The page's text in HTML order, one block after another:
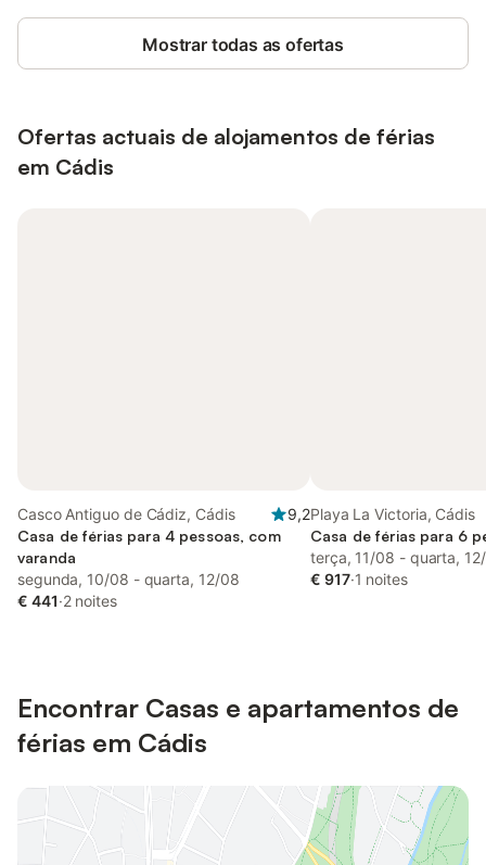
Mostrar todas as ofertas
Ofertas actuais de alojamentos de férias
em Cádis
Casco Antiguo de Cádiz, Cádis
9,2
Casa de férias para 4 pessoas, com
varanda
segunda, 10/08 - quarta, 12/08
€ 441·2 noites
Playa La Victoria, Cádis
Casa de férias para 6
terça, 11/08 - quarta,
€ 917·1 noites
Encontrar Casas e apartamentos de
férias em Cádis